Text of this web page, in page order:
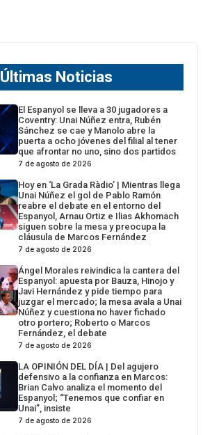
Últimas Noticias
El Espanyol se lleva a 30 jugadores a
Coventry: Unai Núñez entra, Rubén
Sánchez se cae y Manolo abre la
puerta a ocho jóvenes del filial al tener
que afrontar no uno, sino dos partidos
7 de agosto de 2026
Hoy en ‘La Grada Ràdio’ | Mientras llega
Unai Núñez el gol de Pablo Ramón
reabre el debate en el entorno del
Espanyol, Arnau Ortiz e Ilias Akhomach
siguen sobre la mesa y preocupa la
cláusula de Marcos Fernández
7 de agosto de 2026
Ángel Morales reivindica la cantera del
Espanyol: apuesta por Bauza, Hinojo y
Javi Hernández y pide tiempo para
juzgar el mercado; la mesa avala a Unai
Núñez y cuestiona no haver fichado
otro portero; Roberto o Marcos
Fernández, el debate
7 de agosto de 2026
LA OPINIÓN DEL DÍA | Del agujero
defensivo a la confianza en Marcos:
Brian Calvo analiza el momento del
Espanyol; “Tenemos que confiar en
Unai”, insiste
7 de agosto de 2026